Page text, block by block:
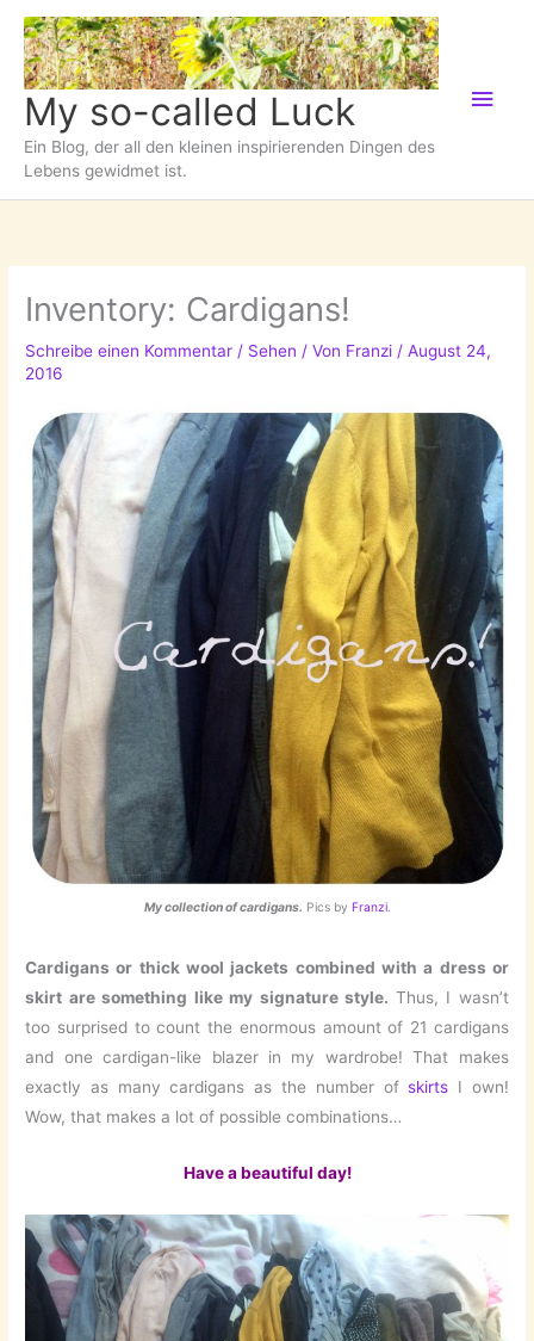
Zum
Inhalt
springen
My so-called Luck
Ein Blog, der all den kleinen inspirierenden Dingen des
Lebens gewidmet ist.
Inventory: Cardigans!
Schreibe einen Kommentar / Sehen / Von Franzi/August 24,
2016
My collection of cardigans. Pics by Franzi.
Cardigans or thick wool jackets combined with a dress or
skirt are something like my signature style. Thus, I wasn’t
too surprised to count the enormous amount of 21 cardigans
and one cardigan-like blazer in my wardrobe! That makes
exactly as many cardigans as the number ofskirts I own!
Wow, that makes a lot of possible combinations…
Have a beautiful day!